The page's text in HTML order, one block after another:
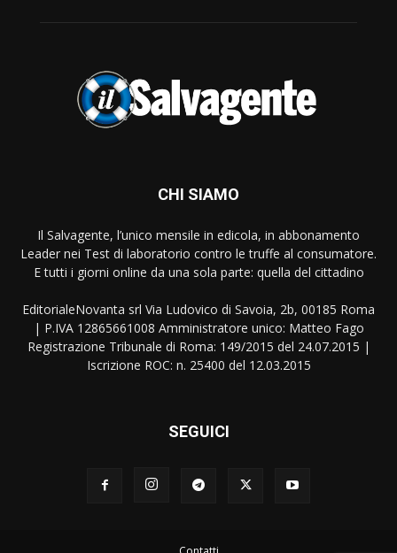
CHI SIAMO
Il Salvagente, l’unico mensile in edicola, in abbonamento
Leader nei Test di laboratorio contro le truffe al consumatore.
E tutti i giorni online da una sola parte: quella del cittadino
EditorialeNovanta srl Via Ludovico di Savoia, 2b, 00185 Roma
| P.IVA 12865661008 Amministratore unico: Matteo Fago
Registrazione Tribunale di Roma: 149/2015 del 24.07.2015 |
Iscrizione ROC: n. 25400 del 12.03.2015
SEGUICI